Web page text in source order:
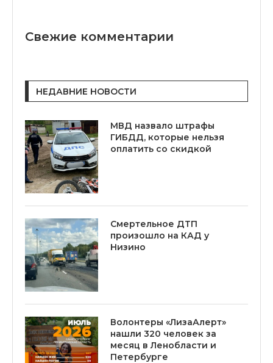
Свежие комментарии
НЕДАВНИЕ НОВОСТИ
МВД назвало штрафы
ГИБДД, которые нельзя
оплатить со скидкой
Смертельное ДТП
произошло на КАД у
Низино
Волонтеры «ЛизаАлерт»
нашли 320 человек за
месяц в Ленобласти и
Петербурге